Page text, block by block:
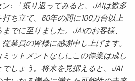
ン:
「振り返ってみると、JAIは数多
ち立て、60年の間に100万台以上
でに至りました。JAIのお客様、
業員の皆様に感謝申し上げます。
ットメントなしにこの偉業は成し
しょう。将来を見据えると、JAI